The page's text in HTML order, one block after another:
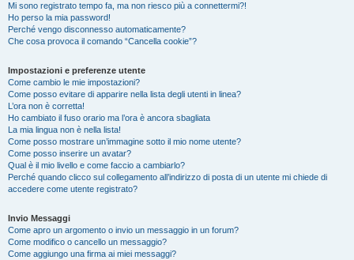
Mi sono registrato tempo fa, ma non riesco più a connettermi?!
Ho perso la mia password!
Perché vengo disconnesso automaticamente?
Che cosa provoca il comando “Cancella cookie”?
Impostazioni e preferenze utente
Come cambio le mie impostazioni?
Come posso evitare di apparire nella lista degli utenti in linea?
L’ora non è corretta!
Ho cambiato il fuso orario ma l’ora è ancora sbagliata
La mia lingua non è nella lista!
Come posso mostrare un’immagine sotto il mio nome utente?
Come posso inserire un avatar?
Qual è il mio livello e come faccio a cambiarlo?
Perché quando clicco sul collegamento all’indirizzo di posta di un utente mi chiede di
accedere come utente registrato?
Invio Messaggi
Come apro un argomento o invio un messaggio in un forum?
Come modifico o cancello un messaggio?
Come aggiungo una firma ai miei messaggi?